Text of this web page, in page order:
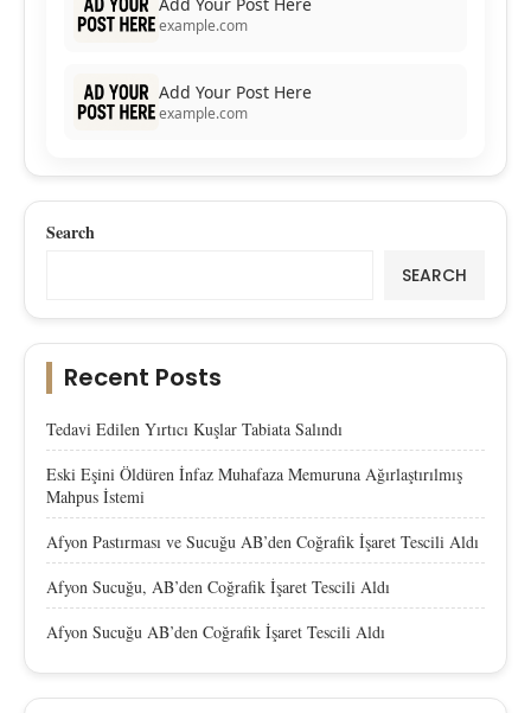
example.com
Add Your Post Here
example.com
Search
SEARCH
Recent Posts
Tedavi Edilen Yırtıcı Kuşlar Tabiata Salındı
Eski Eşini Öldüren İnfaz Muhafaza Memuruna Ağırlaştırılmış
Mahpus İstemi
Afyon Pastırması ve Sucuğu AB’den Coğrafik İşaret Tescili Aldı
Afyon Sucuğu, AB’den Coğrafik İşaret Tescili Aldı
Afyon Sucuğu AB’den Coğrafik İşaret Tescili Aldı